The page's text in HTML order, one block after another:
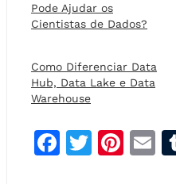
Pode Ajudar os
Cientistas de Dados?
Como Diferenciar Data
Hub, Data Lake e Data
Warehouse
F
T
Pi E